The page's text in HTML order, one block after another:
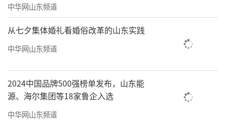
中华网山东频道
从七夕集体婚礼看婚俗改革的山东实践
中华网山东频道
2024中国品牌500强榜单发布，山东能
源、海尔集团等18家鲁企入选
中华网山东频道